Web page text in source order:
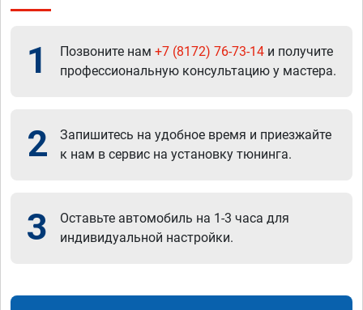
1 Позвоните нам +7 (8172) 76-73-14 и получите
профессиональную консультацию у мастера.
2
Запишитесь на удобное время и приезжайте
к нам в сервис на установку тюнинга.
3
Оставьте автомобиль на 1-3 часа для
индивидуальной настройки.